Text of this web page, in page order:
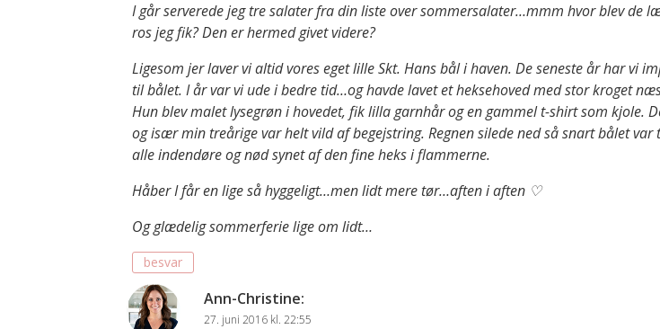
I går serverede jeg tre salater fra din liste over sommersalater…mmm hvor blev de
ros jeg fik? Den er hermed givet videre?
Ligesom jer laver vi altid vores eget lille Skt. Hans bål i haven. De seneste år har vi
til bålet. I år var vi ude i bedre tid…og havde lavet et heksehoved med stor kroget
Hun blev malet lysegrøn i hovedet, fik lilla garnhår og en gammel t-shirt som kjole.
og især min treårige var helt vild af begejstring. Regnen silede ned så snart bålet
alle indendøre og nød synet af den fine heks i flammerne.
Håber I får en lige så hyggeligt…men lidt mere tør…aften i aften ♡
Og glædelig sommerferie lige om lidt…
besvar
Ann-Christine:
27. juni 2016 kl. 22:55